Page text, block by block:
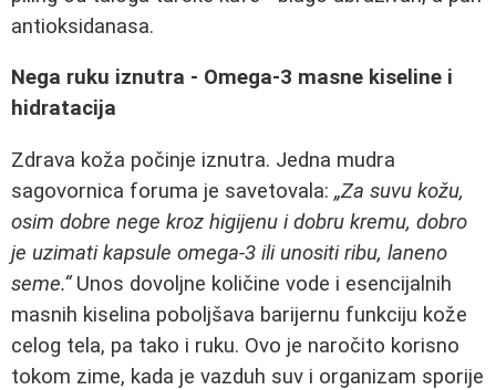
antioksidanasa.
Nega ruku iznutra - Omega-3 masne kiseline i
hidratacija
Zdrava koža počinje iznutra. Jedna mudra
sagovornica foruma je savetovala: „Za suvu kožu,
osim dobre nege kroz higijenu i dobru kremu, dobro
je uzimati kapsule omega-3 ili unositi ribu, laneno
seme.“Unos dovoljne količine vode i esencijalnih
masnih kiselina poboljšava barijernu funkciju kože
celog tela, pa tako i ruku. Ovo je naročito korisno
tokom zime, kada je vazduh suv i organizam sporije